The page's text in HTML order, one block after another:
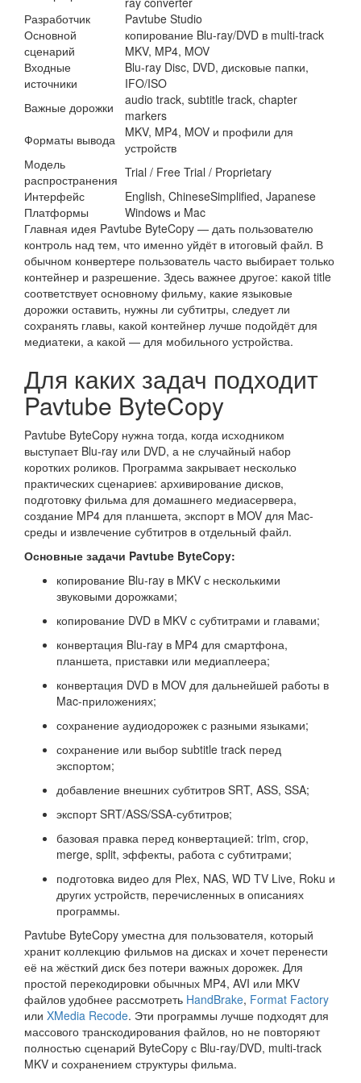
Разработчик
Pavtube Studio
Основной
сценарий
копирование Blu-ray/DVD в multi-track
MKV, MP4, MOV
Входные
источники
Blu-ray Disc, DVD, дисковые папки,
IFO/ISO
Важные дорожки
audio track, subtitle track, chapter
markers
Форматы вывода
MKV, MP4, MOV и профили для
устройств
Модель
распространения Trial / Free Trial / Proprietary
Интерфейс
English, ChineseSimplified, Japanese
Платформы
Windows и Mac
Главная идея Pavtube ByteCopy — дать пользователю
контроль над тем, что именно уйдёт в итоговый файл. В
обычном конвертере пользователь часто выбирает только
контейнер и разрешение. Здесь важнее другое: какой title
соответствует основному фильму, какие языковые
дорожки оставить, нужны ли субтитры, следует ли
сохранять главы, какой контейнер лучше подойдёт для
медиатеки, а какой — для мобильного устройства.
Для каких задач подходит
Pavtube ByteCopy
Pavtube ByteCopy нужна тогда, когда исходником
выступает Blu-ray или DVD, а не случайный набор
коротких роликов. Программа закрывает несколько
практических сценариев: архивирование дисков,
подготовку фильма для домашнего медиасервера,
создание MP4 для планшета, экспорт в MOV для Mac-
среды и извлечение субтитров в отдельный файл.
Основные задачи Pavtube ByteCopy:
копирование Blu-ray в MKV с несколькими
звуковыми дорожками;
копирование DVD в MKV с субтитрами и главами;
конвертация Blu-ray в MP4 для смартфона,
планшета, приставки или медиаплеера;
конвертация DVD в MOV для дальнейшей работы в
Mac-приложениях;
сохранение аудиодорожек с разными языками;
сохранение или выбор subtitle track перед
экспортом;
добавление внешних субтитров SRT, ASS, SSA;
экспорт SRT/ASS/SSA-субтитров;
базовая правка перед конвертацией: trim, crop,
merge, split, эффекты, работа с субтитрами;
подготовка видео для Plex, NAS, WD TV Live, Roku и
других устройств, перечисленных в описаниях
программы.
Pavtube ByteCopy уместна для пользователя, который
хранит коллекцию фильмов на дисках и хочет перенести
её на жёсткий диск без потери важных дорожек. Для
простой перекодировки обычных MP4, AVI или MKV
файлов удобнее рассмотреть HandBrake, Format Factory
или XMedia Recode. Эти программы лучше подходят для
массового транскодирования файлов, но не повторяют
полностью сценарий ByteCopy с Blu-ray/DVD, multi-track
MKV и сохранением структуры фильма.